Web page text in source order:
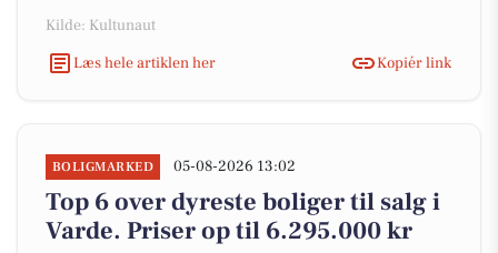
Kilde: Kultunaut
Læs hele artiklen her
Kopiér link
BOLIGMARKED 05-08-2026 13:02
Top 6 over dyreste boliger til salg i
Varde. Priser op til 6.295.000 kr